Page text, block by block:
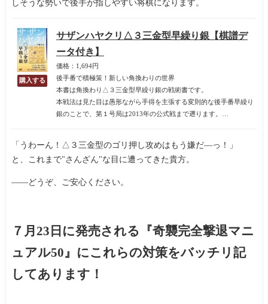
しそうな勢いで後手が指しやすい将棋になります。
サザンハヤクリ△３三金型早繰り銀【棋譜デ
ータ付き】
価格：1,694円
後手番で積極策！新しい角換わりの世界
本書は角換わり△３三金型早繰り銀の戦術書です。
本戦法は見た目は愚形ながら手得を主張する変則的な後手番早繰り
銀のことで、第１号局は2013年の公式戦まで遡ります。
リと呼びます。
サザンハヤクリの最大の特徴は通常の後手早繰り銀よりも銀の出足
牽制しながら待機するのも良し。
す。
「うわーん！△３三金型のゴリ押し攻めはもう嫌だ―っ！」
と、これまで"さんざん"な目に遭ってきた貴方。
――どうぞ、ご安心ください。
７月23日に発売される『奇襲完全撃退マニ
ュアル50』にこれらの対策をバッチリ記
してあります！